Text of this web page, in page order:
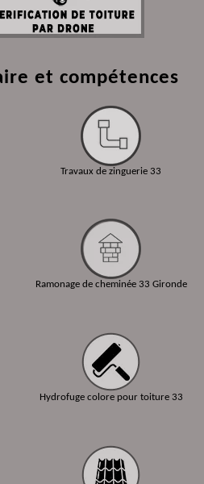
et compétences
Travaux de zinguerie 33
Ramonage de cheminée 33 Gironde
Hydrofuge colore pour toiture 33